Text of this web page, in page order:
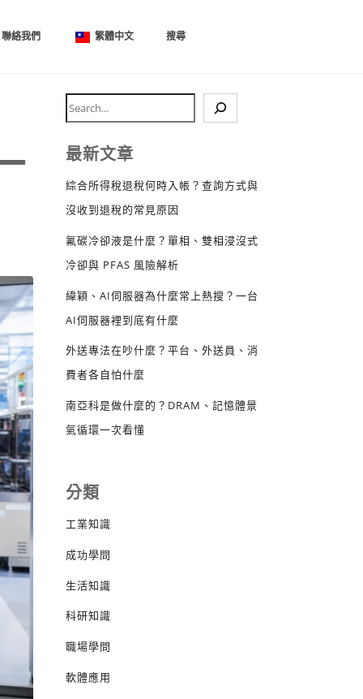
聯絡我們 繁體中文 搜尋
最新文章
綜合所得稅退稅何時入帳？查詢方式與
沒收到退稅的常見原因
氟碳冷卻液是什麼？單相、雙相浸沒式
冷卻與 PFAS 風險解析
緯穎、AI伺服器為什麼常上熱搜？一台
AI伺服器裡到底有什麼
外送專法在吵什麼？平台、外送員、消
費者各自怕什麼
南亞科是做什麼的？DRAM、記憶體景
氣循環一次看懂
分類
工業知識
成功學問
生活知識
科研知識
職場學問
軟體應用